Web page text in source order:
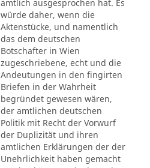
amtlich ausgesprochen hat. Es
würde daher, wenn die
Aktenstücke, und namentlich
das dem deutschen
Botschafter in Wien
zugeschriebene, echt und die
Andeutungen in den fingirten
Briefen in der Wahrheit
begründet gewesen wären,
der amtlichen deutschen
Politik mit Recht der Vorwurf
der Duplizität und ihren
amtlichen Erklärungen der der
Unehrlichkeit haben gemacht